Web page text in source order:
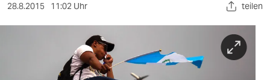
sport
28.8.2015 11:02 Uhr teilen